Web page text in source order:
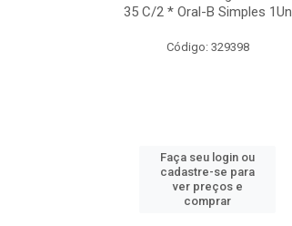
35 C/2 * Oral-B Simples 1Un
Código: 329398
Faça seu login ou
cadastre-se para
ver preços e
comprar